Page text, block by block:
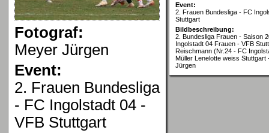
Fotograf:
Meyer Jürgen
Event:
2. Frauen Bundesliga
- FC Ingolstadt 04 -
VFB Stuttgart
Event:
2. Frauen Bundesliga - FC
Stuttgart
Bildbeschreibung:
2. Bundesliga Frauen - Saison
Ingolstadt 04 Frauen - VFB
Reischmann (Nr.24 - FC
Müller Lenelotte weiss Stuttgart
Jürgen